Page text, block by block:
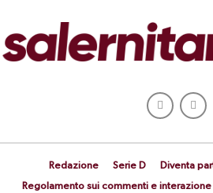
Redazione Serie D Diventa
Regolamento sui commenti e interazione